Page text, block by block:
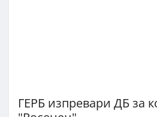
ГЕРБ изпревари ДБ за